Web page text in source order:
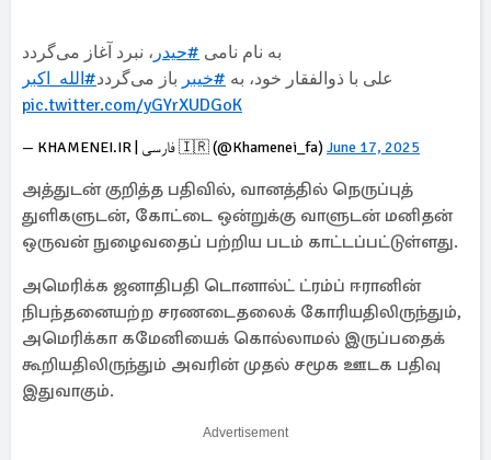
به نام نامی #حیدر ، نبرد آغاز می‌گردد
علی با ذوالفقار خود، به #خیبر باز می‌گردد#الله_اکبر
pic.twitter.com/yGYrXUDGoK
— KHAMENEI.IR | فارسی 🇮🇷 (@Khamenei_fa) June 17, 2025
அத்துடன் குறித்த பதிவில், வானத்தில் நெருப்புத்
துளிகளுடன், கோட்டை ஒன்றுக்கு வாளுடன் மனிதன்
ஒருவன் நுழைவதைப் பற்றிய படம் காட்டப்பட்டுள்ளது.
அமெரிக்க ஜனாதிபதி டொனால்ட் ட்ரம்ப் ஈரானின்
நிபந்தனையற்ற சரணடைதலைக் கோரியதிலிருந்தும்,
அமெரிக்கா கமேனியைக் கொல்லாமல் இருப்பதைக்
கூறியதிலிருந்தும் அவரின் முதல் சமூக ஊடக பதிவு
இதுவாகும்.
Advertisement